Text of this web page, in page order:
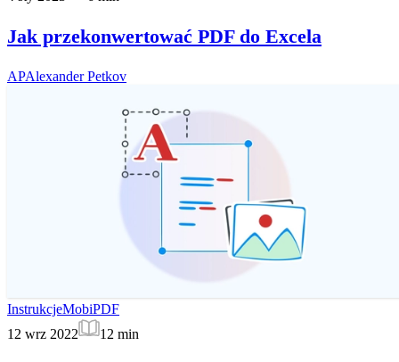
Jak przekonwertować PDF do Excela
APAlexander Petkov
InstrukcjeMobiPDF
12 wrz 2022
12 min